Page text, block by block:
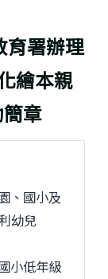
育署辦理
繪本親
章
、國小及
幼兒
小低年級